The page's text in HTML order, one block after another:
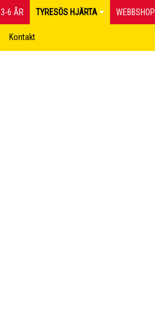
3-6 ÅR TYRESÖS HJÄRTA WEBBSHOP
Kontakt